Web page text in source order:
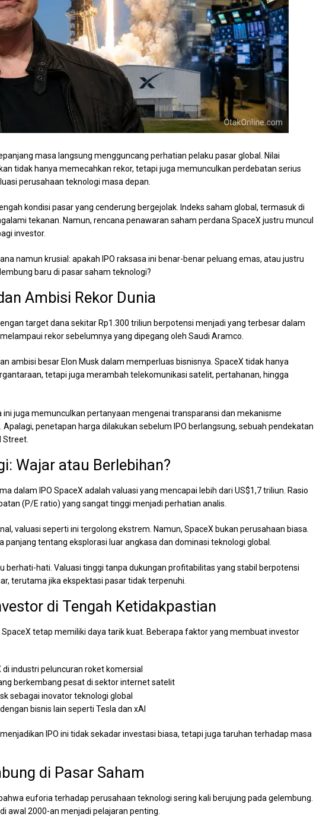
masa langsung mengguncang perhatian pelaku pasar global. Nilai
tidak hanya memecahkan rekor, tetapi juga memunculkan perdebatan serius
perusahaan teknologi masa depan.
kondisi pasar yang cenderung bergejolak. Indeks saham global, termasuk di
tekanan. Namun, rencana penawaran saham perdana SpaceX justru muncul
investor.
namun krusial: apakah IPO raksasa ini benar-benar peluang emas, atau justru
baru di pasar saham teknologi?
Ambisi Rekor Dunia
target dana sekitar Rp1.300 triliun berpotensi menjadi yang terbesar dalam
rekor sebelumnya yang dipegang oleh Saudi Aramco.
ambisi besar Elon Musk dalam memperluas bisnisnya. SpaceX tidak hanya
tetapi juga merambah telekomunikasi satelit, pertahanan, hingga
ini juga memunculkan pertanyaan mengenai transparansi dan mekanisme
Apalagi, penetapan harga dilakukan sebelum IPO berlangsung, sebuah pendekatan
Street.
Wajar atau Berlebihan?
dalam IPO SpaceX adalah valuasi yang mencapai lebih dari US$1,7 triliun. Rasio
(P/E ratio) yang sangat tinggi menjadi perhatian analis.
valuasi seperti ini tergolong ekstrem. Namun, SpaceX bukan perusahaan biasa.
panjang tentang eksplorasi luar angkasa dan dominasi teknologi global.
berhati-hati. Valuasi tinggi tanpa dukungan profitabilitas yang stabil berpotensi
terutama jika ekspektasi pasar tidak terpenuhi.
di Tengah Ketidakpastian
SpaceX tetap memiliki daya tarik kuat. Beberapa faktor yang membuat investor
di industri peluncuran roket komersial
berkembang pesat di sektor internet satelit
sebagai inovator teknologi global
bisnis lain seperti Tesla dan xAI
IPO ini tidak sekadar investasi biasa, tetapi juga taruhan terhadap masa
di Pasar Saham
euforia terhadap perusahaan teknologi sering kali berujung pada gelembung.
awal 2000-an menjadi pelajaran penting.